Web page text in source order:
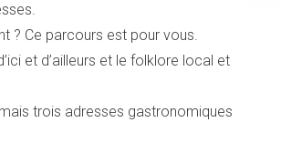
? Ce parcours est pour vous.
et d’ailleurs et le folklore local et
trois adresses gastronomiques